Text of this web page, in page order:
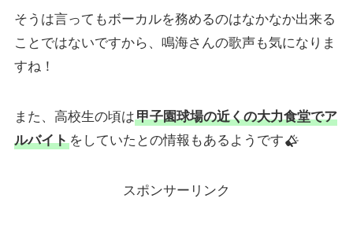
そうは言ってもボーカルを務めるのはなかなか出来る
ことではないですから、鳴海さんの歌声も気になりま
すね！
また、高校生の頃は甲子園球場の近くの大力食堂でア
ルバイトをしていたとの情報もあるようです
スポンサーリンク